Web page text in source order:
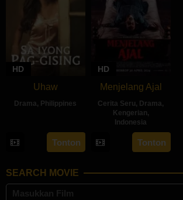
HD
Uhaw
Drama, Philippines
Aug
2024
Bonifacio
Tonton
HD
Menjelang Ajal
Cerita Seru, Drama,
Kengerian,
Indonesia
30
Apr
Hadrah
Daeng
Tonton
SEARCH MOVIE